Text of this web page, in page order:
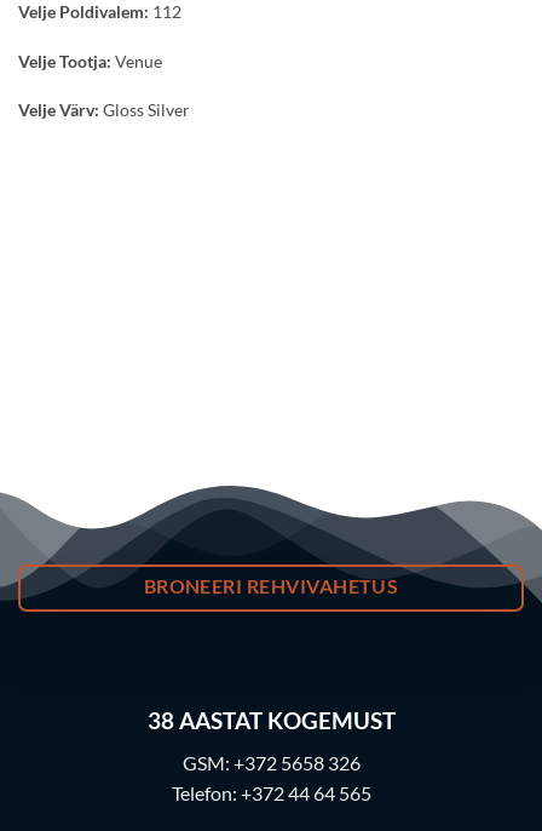
Velje Poldivalem: 112
Velje Tootja: Venue
Velje Värv: Gloss Silver
BRONEERI REHVIVAHETUS
38AASTAT KOGEMUST
GSM: +372 5658 326
Telefon: +372 44 64 565